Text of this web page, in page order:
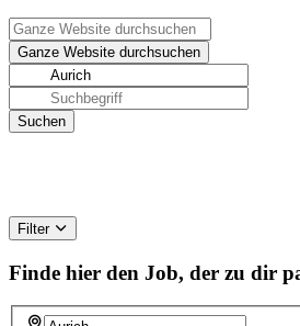
Filter
Finde hier den Job, der zu dir